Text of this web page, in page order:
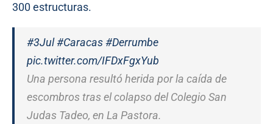
300 estructuras.
#3Jul#Caracas#Derrumbe
pic.twitter.com/IFDxFgxYub
Una persona resultó herida por la caída de
escombros tras el colapso del Colegio San
Judas Tadeo, en La Pastora.